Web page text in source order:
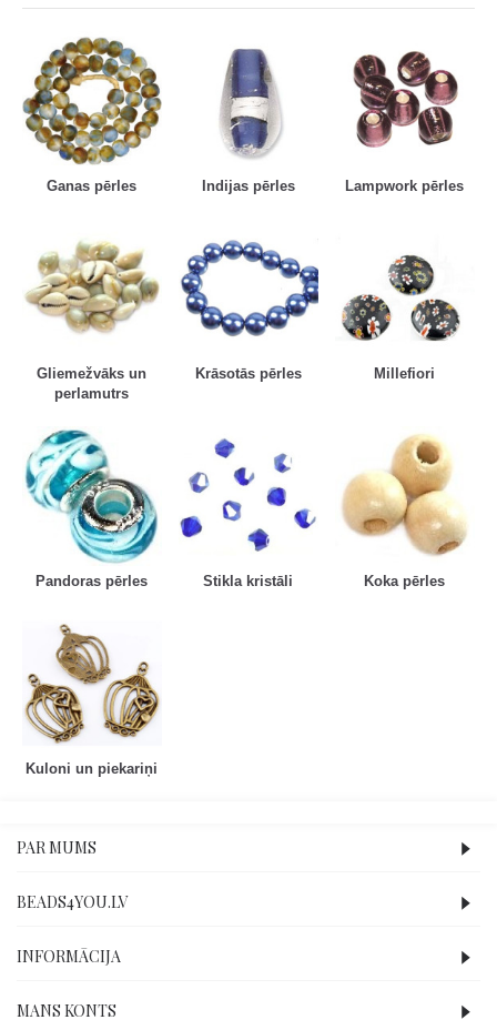
Ganas pērles Indijas pērles Lampwork pērles
Gliemežvāks un
perlamutrs
Krāsotās pērles Millefiori
Pandoras pērles Stikla kristāli Koka pērles
Kuloni un piekariņi
PAR MUMS
BEADS4YOU.LV
INFORMĀCIJA
MANS KONTS